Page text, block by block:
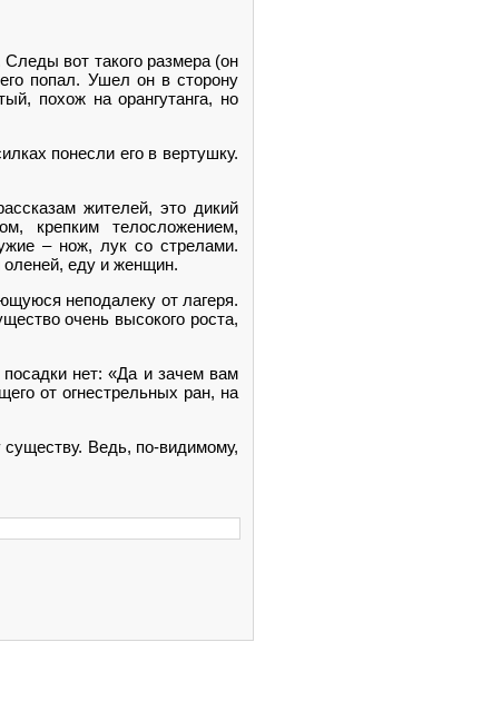
вот такого размера (он
попал. Ушел он в сторону
похож на орангутанга, но
понесли его в вертушку.
жителей, это дикий
крепким телосложением,
– нож, лук со стрелами.
еду и женщин.
неподалеку от лагеря.
очень высокого роста,
посадки нет: «Да и зачем вам
от огнестрельных ран, на
Ведь, по-видимому,